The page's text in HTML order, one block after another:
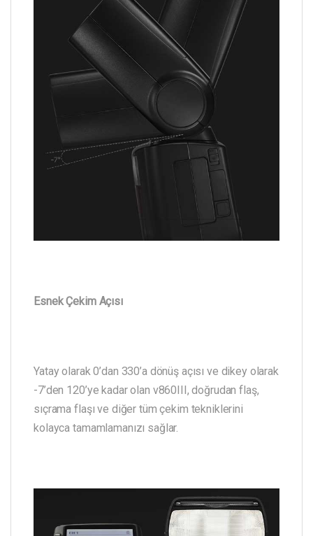
Esnek Çekim Açısı
Yatay olarak 0’dan 330’a dönüş açısı ve dikey olarak
-7’den 120’ye kadar olan v860III, doğrudan flaş,
sıçrama flaşı ve diğer tüm çekim tekniklerini
kolayca tamamlamanızı sağlar.